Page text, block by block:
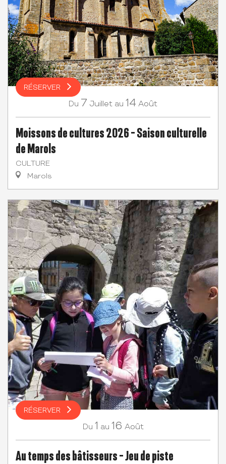
RÉSERVER
Du 7 Juillet au 14 Août
Moissons de cultures 2026 - Saison culturelle
de Marols
CULTURE
Marols
RÉSERVER
Du 1 au 16 Août
Au temps des bâtisseurs - Jeu de piste